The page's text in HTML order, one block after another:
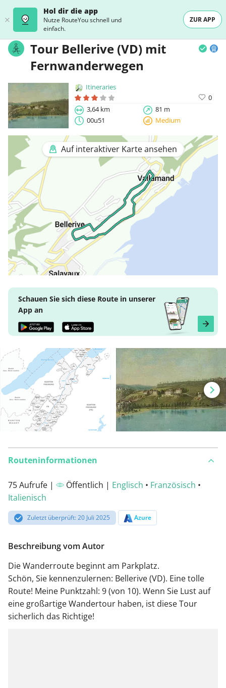
Hol dir die app
Nutze RouteYou schnell und
einfach.
ZUR APP
Tour Bellerive (VD) mit
Fernwanderwegen
Itineraries
0
3,64 km
81 m
00u51
Medium
Auf interaktiver Karte ansehen
Schauen Sie sich diese Route in unserer
App an
Routeninformationen
75 Aufrufe | Öffentlich | Englisch • Französisch •
Italienisch
Zuletzt überprüft: 20 Juli 2025 Azure
Beschreibung vom Autor
Die Wanderroute beginnt am Parkplatz.
Schön, Sie kennenzulernen: Bellerive (VD). Eine tolle
Route! Meine Punktzahl: 9 (von 10). Wenn Sie Lust auf
eine großartige Wandertour haben, ist diese Tour
sicherlich das Richtige!